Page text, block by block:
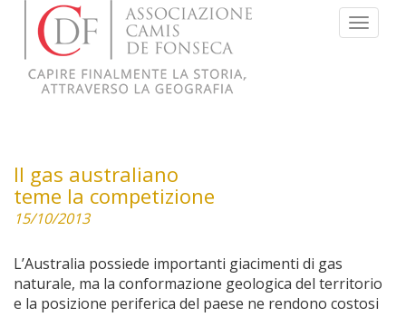
Menu
Il gas australiano
teme la competizione
15/10/2013
L’Australia possiede importanti giacimenti di gas
naturale, ma la conformazione geologica del territorio
e la posizione periferica del paese ne rendono costosi